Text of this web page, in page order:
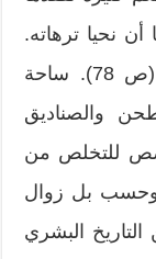
نحيا ترهاته.
ويا لهذا الحلم الفيلم «إعدام الكتب»،(ص 78). ساحة
والصناديق
للتخلص من
وحسب بل زوال
البشري